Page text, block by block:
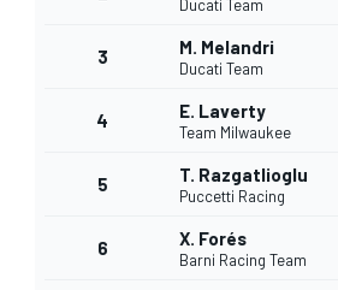
Ducati Team
3 M. Melandri
Ducati Team
4 E. Laverty
Team Milwaukee
5 T. Razgatlioglu
Puccetti Racing
6 X. Forés
Barni Racing Team